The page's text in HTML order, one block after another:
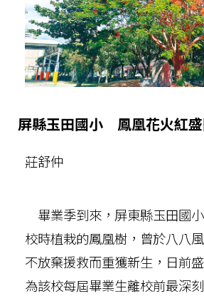
屏縣玉田國小 鳳凰花火紅
莊舒仲
畢業季到來，屏東縣玉田國
校時植栽的鳳凰樹，曾於八八
不放棄援救而重獲新生，日前
為該校每屆畢業生離校前最深